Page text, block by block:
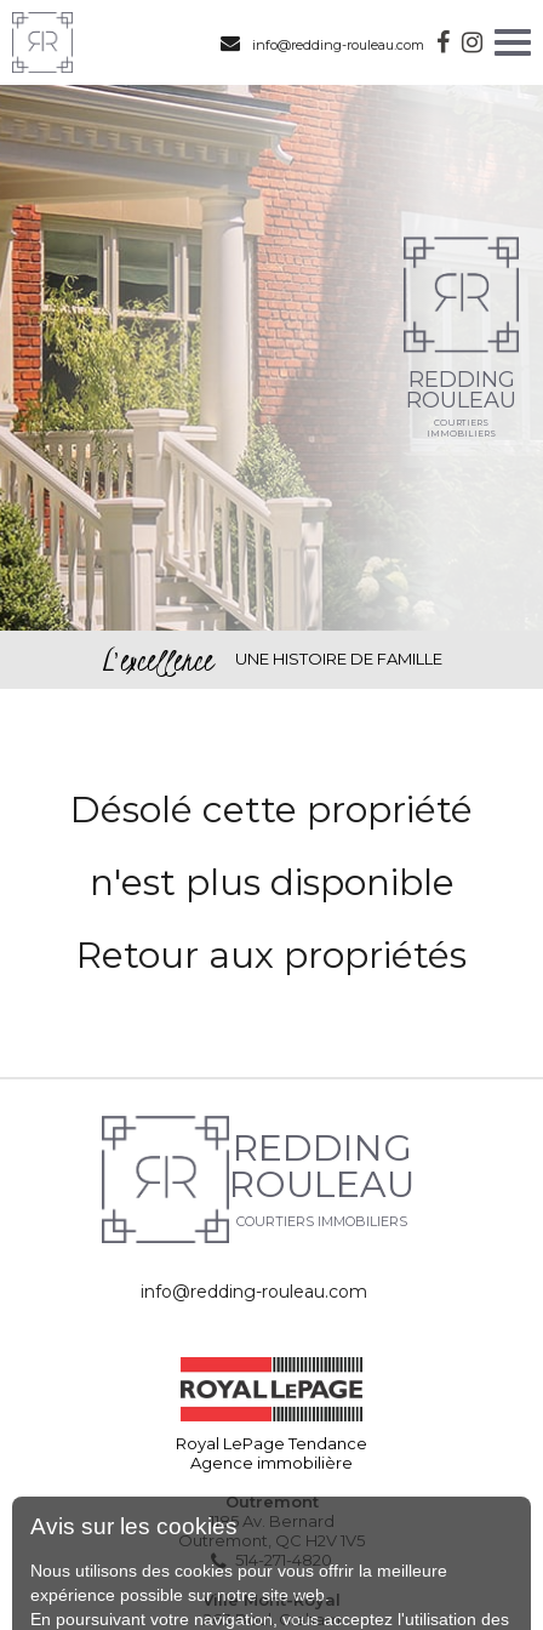
info@redding-rouleau.com
REDDING
ROULEAU
COURTIERS
IMMOBILIERS
L'excellence UNE HISTOIRE DE FAMILLE
Désolé cette propriété
n'est plus disponible
Retour aux propriétés
REDDING
ROULEAU
COURTIERS IMMOBILIERS
info@redding-rouleau.com
Royal LePage Tendance
Agence immobilière
Outremont
1185 Av. Bernard
Outremont, QC H2V 1V5
514-271-4820
Ville Mont-Royal
263 Boul. Graham
Avis sur les cookies
Nous utilisons des cookies pour vous offrir la meilleure
expérience possible sur notre site web.
En poursuivant votre navigation, vous acceptez l'utilisation des